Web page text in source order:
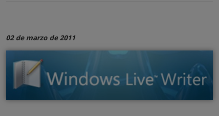
02 de marzo de 2011